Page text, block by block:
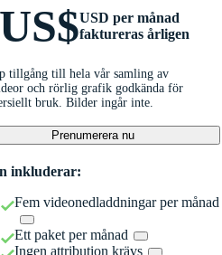
USD per månad
faktureras årligen
tillgång till hela vår samling av
och rörlig grafik godkända för
bruk. Bilder ingår inte.
Prenumerera nu
inkluderar:
Fem videonedladdningar per månad
Ett paket per månad
Ingen attribution krävs